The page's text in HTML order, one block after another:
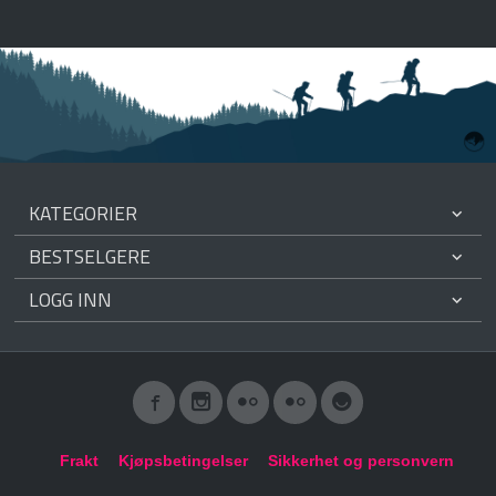
KATEGORIER
BESTSELGERE
LOGG INN
Frakt Kjøpsbetingelser Sikkerhet og personvern